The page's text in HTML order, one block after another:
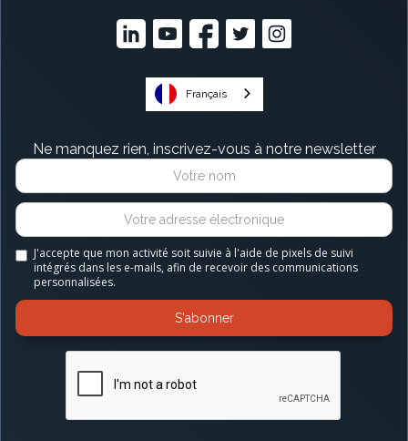
Français
Ne manquez rien, inscrivez-vous à notre newsletter
J'accepte que mon activité soit suivie à l'aide de pixels de suivi
intégrés dans les e-mails, afin de recevoir des communications
personnalisées.